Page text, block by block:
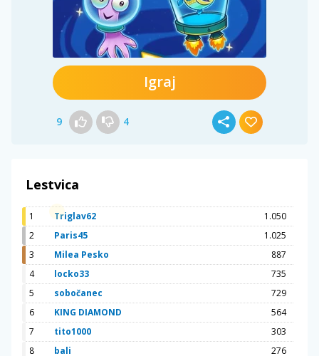
Igraj
9 4
Lestvica
1 Triglav62
1.050
2
Paris45
1.025
3
Milea Pesko
887
4
locko33
735
5
sobočanec
729
6
KING DIAMOND
564
7
tito1000
303
8
bali
276